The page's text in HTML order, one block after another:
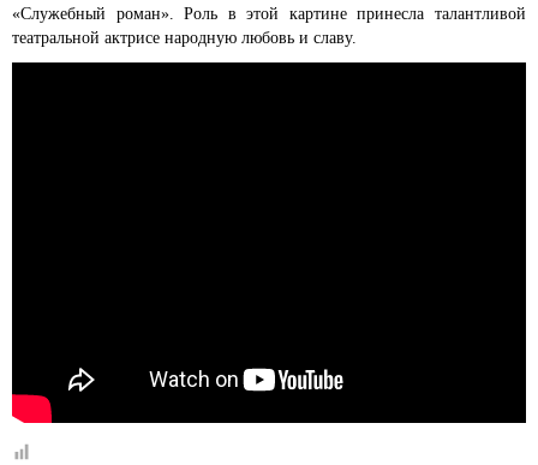
«Служебный роман». Роль в этой картине принесла талантливой
театральной актрисе народную любовь и славу.